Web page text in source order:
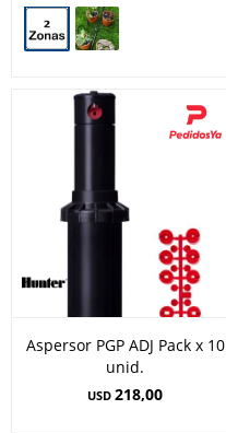
Aspersor PGP ADJ Pack x 10
unid.
USD 218,00